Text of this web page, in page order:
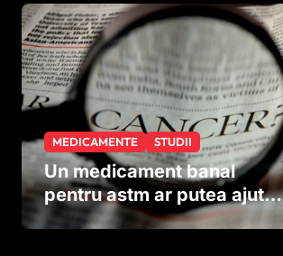
MEDICAMENTE STUDII
Un medicament banal
pentru astm ar putea ajuta
în lupta împotriva